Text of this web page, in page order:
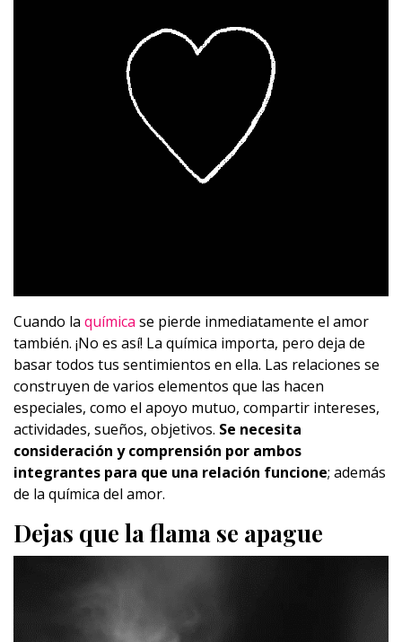
Cuando la química se pierde inmediatamente el amor
también. ¡No es así! La química importa, pero deja de
basar todos tus sentimientos en ella. Las relaciones se
construyen de varios elementos que las hacen
especiales, como el apoyo mutuo, compartir intereses,
actividades, sueños, objetivos. Se necesita
consideración y comprensión por ambos
integrantes para que una relación funcione; además
de la química del amor.
Dejas que la flama se apague